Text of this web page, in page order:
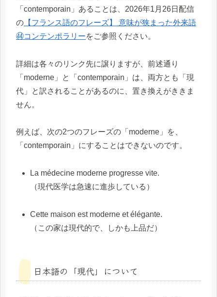
「contemporain」あることは、2026年1月26日配信
の 【フランス語のフレーズ】 意味が狭まった外来語
㊹コンテンポラリーをご参照ください。
詳細は各々のリンク先に譲りますが、前述通り
「moderne」と「contemporain」は、両方とも「現
代」と訳されることがあるのに、置き換えがききま
せん。
例えば、次の2つのフレーズの「moderne」を、
「contemporain」にすることはできないのです。
La médecine moderne progresse vite.
（現代医学は急速に進歩している）
Cette maison est moderne et élégante.
（この家は現代的で、しかも上品だ）
日本語の「現代」について